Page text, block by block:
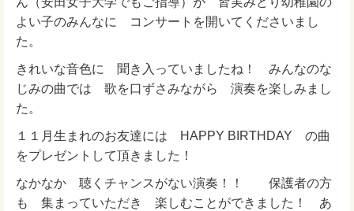
よい子のみんなに コンサートを開いてくださいまし
た。
きれいな音色に 聞き入っていましたね！ みんなのな
じみの曲では 歌を口ずさみながら 演奏を楽しみまし
た。
１１月生まれのお友達には HAPPY BIRTHDAY の曲
をプレゼントして頂きました！
なかなか 聴くチャンスがない演奏！！ 保護者の方
も 集まっていただき 楽しむことができました！ あ